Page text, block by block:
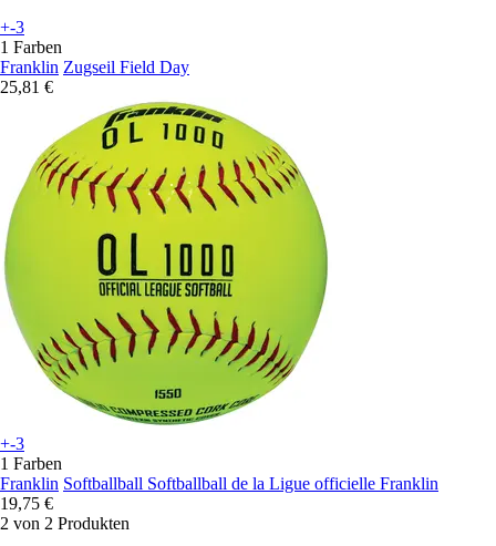
+-3
1 Farben
Franklin Zugseil Field Day
25,81 €
+-3
1 Farben
Franklin Softballball Softballball de la Ligue officielle Franklin
19,75 €
2 von 2 Produkten